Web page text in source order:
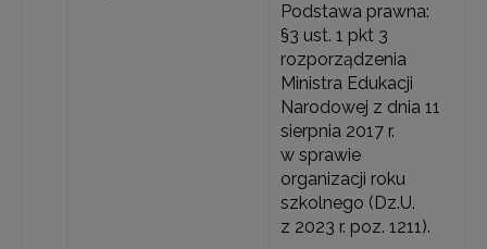
Podstawa prawna:
§3 ust. 1 pkt 3
rozporządzenia
Ministra Edukacji
Narodowej z dnia 11
sierpnia 2017 r.
w sprawie
organizacji roku
szkolnego (Dz.U.
z 2023 r. poz. 1211).